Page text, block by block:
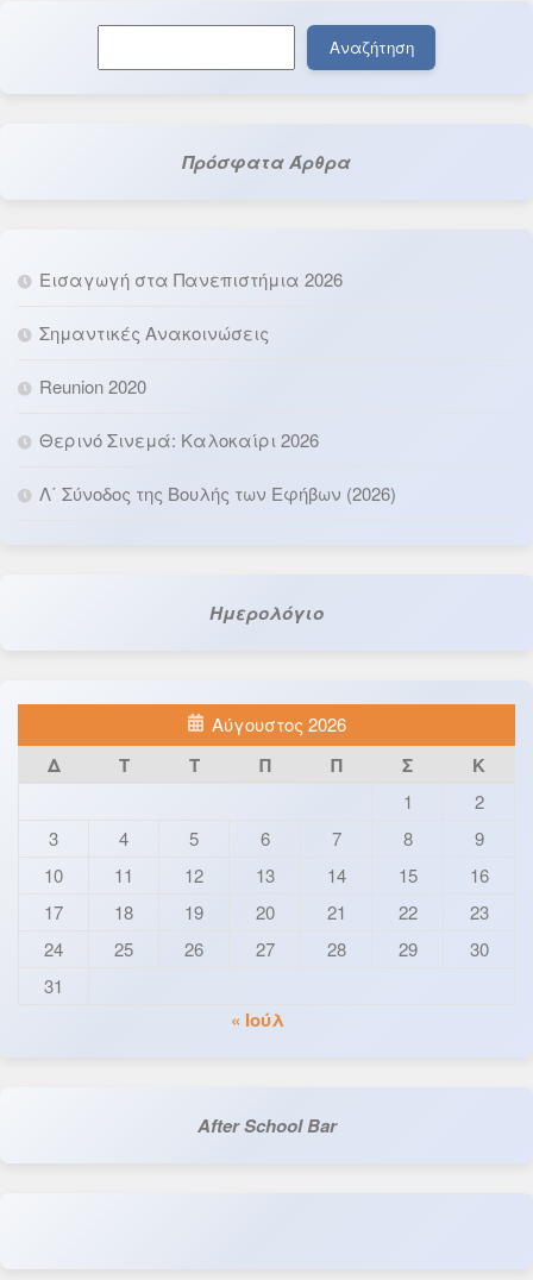
Αναζήτηση
Πρόσφατα Άρθρα
Εισαγωγή στα Πανεπιστήμια 2026
Σημαντικές Ανακοινώσεις
Reunion 2020
Θερινό Σινεμά: Καλοκαίρι 2026
Λ΄ Σύνοδος της Βουλής των Εφήβων (2026)
Ημερολόγιο
Αύγουστος 2026
Δ Τ Τ Π Π Σ Κ
1
2
3
4 5 6 7 8
9
10
11 12 13 14 15
16
17
18 19 20 21 22
23
24
25 26 27 28 29
30
31
« Ιούλ
After School Bar